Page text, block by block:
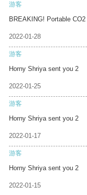
游客
BREAKING! Portable CO2
2022-01-28
游客
Horny Shriya sent you 2
2022-01-25
游客
Horny Shriya sent you 2
2022-01-17
游客
Horny Shriya sent you 2
2022-01-15